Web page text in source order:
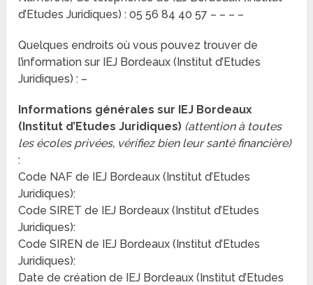
d’Etudes Juridiques) : 05 56 84 40 57 – – – –
Quelques endroits où vous pouvez trouver de
l’information sur IEJ Bordeaux (Institut d’Etudes
Juridiques) : –
Informations générales sur IEJ Bordeaux
(Institut d’Etudes Juridiques) (attention à toutes
les écoles privées, vérifiez bien leur santé financière)
:
Code NAF de IEJ Bordeaux (Institut d’Etudes
Juridiques):
Code SIRET de IEJ Bordeaux (Institut d’Etudes
Juridiques):
Code SIREN de IEJ Bordeaux (Institut d’Etudes
Juridiques):
Date de création de IEJ Bordeaux (Institut d’Etudes